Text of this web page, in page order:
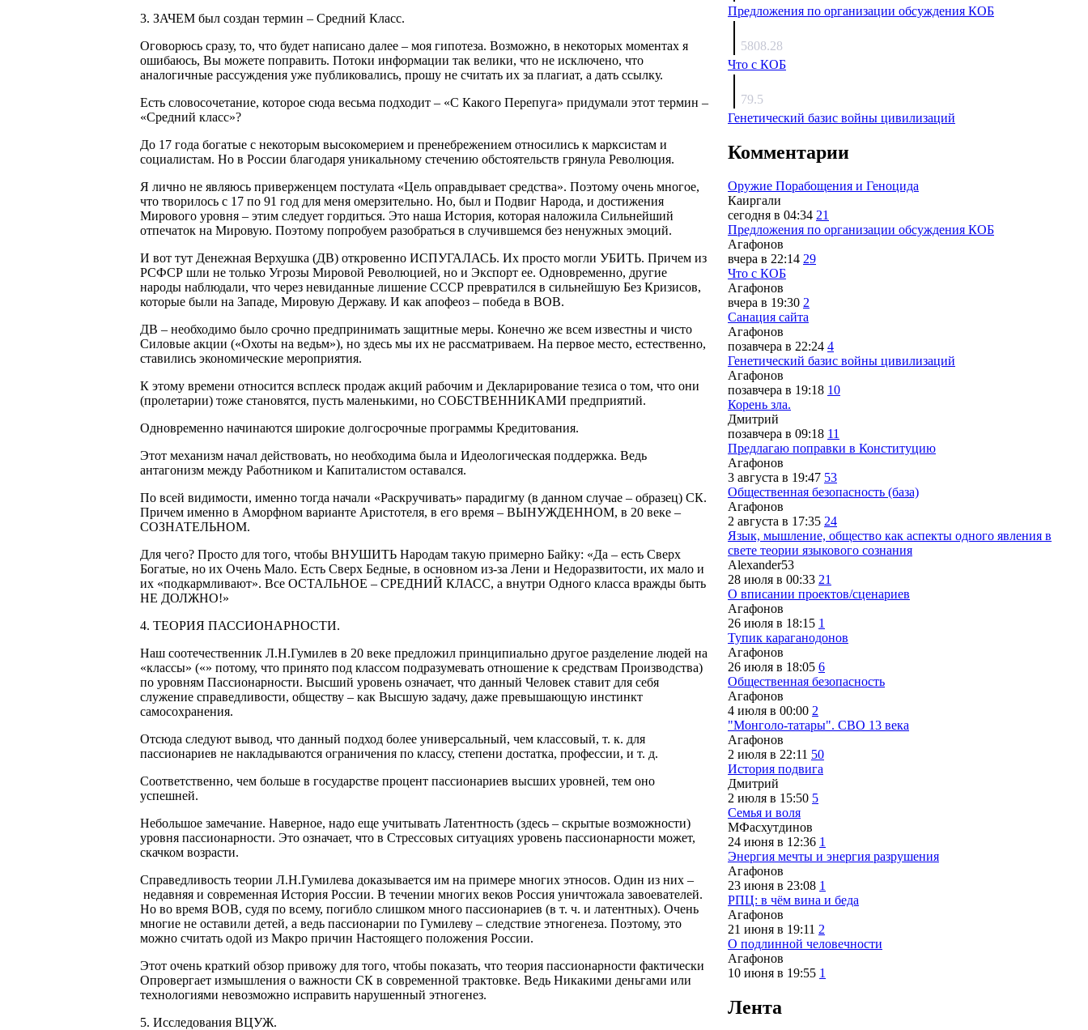
3. ЗАЧЕМ был создан термин – Средний Класс.
Оговорюсь сразу, то, что будет написано далее – моя гипотеза. Возможно, в некоторых моментах я
ошибаюсь, Вы можете поправить. Потоки информации так велики, что не исключено, что
аналогичные рассуждения уже публиковались, прошу не считать их за плагиат, а дать ссылку.
Есть словосочетание, которое сюда весьма подходит – «С Какого Перепуга» придумали этот термин –
«Средний класс»?
До 17 года богатые с некоторым высокомерием и пренебрежением относились к марксистам и
социалистам. Но в России благодаря уникальному стечению обстоятельств грянула Революция.
Я лично не являюсь приверженцем постулата «Цель оправдывает средства». Поэтому очень многое,
что творилось с 17 по 91 год для меня омерзительно. Но, был и Подвиг Народа, и достижения
Мирового уровня – этим следует гордиться. Это наша История, которая наложила Сильнейший
отпечаток на Мировую. Поэтому попробуем разобраться в случившемся без ненужных эмоций.
И вот тут Денежная Верхушка (ДВ) откровенно ИСПУГАЛАСЬ. Их просто могли УБИТЬ. Причем из
РСФСР шли не только Угрозы Мировой Революцией, но и Экспорт ее. Одновременно, другие
народы наблюдали, что через невиданные лишение СССР превратился в сильнейшую Без Кризисов,
которые были на Западе, Мировую Державу. И как апофеоз – победа в ВОВ.
ДВ – необходимо было срочно предпринимать защитные меры. Конечно же всем известны и чисто
Силовые акции («Охоты на ведьм»), но здесь мы их не рассматриваем. На первое место, естественно,
ставились экономические мероприятия.
К этому времени относится всплеск продаж акций рабочим и Декларирование тезиса о том, что они
(пролетарии) тоже становятся, пусть маленькими, но СОБСТВЕННИКАМИ предприятий.
Одновременно начинаются широкие долгосрочные программы Кредитования.
Этот механизм начал действовать, но необходима была и Идеологическая поддержка. Ведь
антагонизм между Работником и Капиталистом оставался.
По всей видимости, именно тогда начали «Раскручивать» парадигму (в данном случае – образец) СК.
Причем именно в Аморфном варианте Аристотеля, в его время – ВЫНУЖДЕННОМ, в 20 веке –
СОЗНАТЕЛЬНОМ.
Для чего? Просто для того, чтобы ВНУШИТЬ Народам такую примерно Байку: «Да – есть Сверх
Богатые, но их Очень Мало. Есть Сверх Бедные, в основном из-за Лени и Недоразвитости, их мало и
их «подкармливают». Все ОСТАЛЬНОЕ – СРЕДНИЙ КЛАСС, а внутри Одного класса вражды быть
НЕ ДОЛЖНО!»
4. ТЕОРИЯ ПАССИОНАРНОСТИ.
Наш соотечественник Л.Н.Гумилев в 20 веке предложил принципиально другое разделение людей на
«классы» («» потому, что принято под классом подразумевать отношение к средствам Производства)
по уровням Пассионарности. Высший уровень означает, что данный Человек ставит для себя
служение справедливости, обществу – как Высшую задачу, даже превышающую инстинкт
самосохранения.
Отсюда следуют вывод, что данный подход более универсальный, чем классовый, т. к. для
пассионариев не накладываются ограничения по классу, степени достатка, профессии, и т. д.
Соответственно, чем больше в государстве процент пассионариев высших уровней, тем оно
успешней.
Небольшое замечание. Наверное, надо еще учитывать Латентность (здесь – скрытые возможности)
уровня пассионарности. Это означает, что в Стрессовых ситуациях уровень пассионарности может,
скачком возрасти.
Справедливость теории Л.Н.Гумилева доказывается им на примере многих этносов. Один из них –
недавняя и современная История России. В течении многих веков Россия уничтожала завоевателей.
Но во время ВОВ, судя по всему, погибло слишком много пассионариев (в т. ч. и латентных). Очень
многие не оставили детей, а ведь пассионарии по Гумилеву – следствие этногенеза. Поэтому, это
можно считать одой из Макро причин Настоящего положения России.
Этот очень краткий обзор привожу для того, чтобы показать, что теория пассионарности фактически
Опровергает измышления о важности СК в современной трактовке. Ведь Никакими деньгами или
технологиями невозможно исправить нарушенный этногенез.
5. Исследования ВЦУЖ.
Предложения по организации обсуждения КОБ
5808.28
Что с КОБ
79.5
Генетический базис войны цивилизаций
Комментарии
Оружие Порабощения и Геноцида
Каиргали
сегодня в 04:34 21
Предложения по организации обсуждения КОБ
Агафонов
вчера в 22:14 29
Что с КОБ
Агафонов
вчера в 19:30 2
Санация сайта
Агафонов
позавчера в 22:24 4
Генетический базис войны цивилизаций
Агафонов
позавчера в 19:18 10
Корень зла.
Дмитрий
позавчера в 09:18 11
Предлагаю поправки в Конституцию
Агафонов
3 августа в 19:47 53
Общественная безопасность (база)
Агафонов
2 августа в 17:35 24
Язык, мышление, общество как аспекты одного явления в
свете теории языкового сознания
Alexander53
28 июля в 00:33 21
О вписании проектов/сценариев
Агафонов
26 июля в 18:15 1
Тупик караганодонов
Агафонов
26 июля в 18:05 6
Общественная безопасность
Агафонов
4 июля в 00:00 2
"Монголо-татары". СВО 13 века
Агафонов
2 июля в 22:11 50
История подвига
Дмитрий
2 июля в 15:50 5
Семья и воля
МФасхутдинов
24 июня в 12:36 1
Энергия мечты и энергия разрушения
Агафонов
23 июня в 23:08 1
РПЦ: в чём вина и беда
Агафонов
21 июня в 19:11 2
О подлинной человечности
Агафонов
10 июня в 19:55 1
Лента